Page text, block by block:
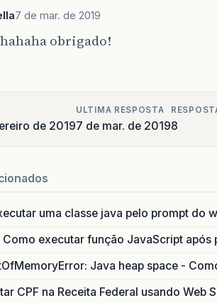
7 de mar. de 2019
obrigado!
de 2019
ULTIMA RESPOSTA
7 de mar. de 20198
uma classe java pelo prompt do
Como executar função JavaScript após
Java heap space -
CPF na Receita Federal usando Web